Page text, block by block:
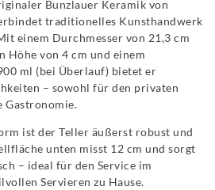
Bunzlauer Keramik von
traditionelles Kunsthandwerk
einem Durchmesser von 21,3 cm
Höhe von 4 cm und einem
ml (bei Überlauf) bietet er
– sowohl für den privaten
Gastronomie.
ist der Teller äußerst robust und
unten misst 12 cm und sorgt
– ideal für den Service im
Servieren zu Hause.